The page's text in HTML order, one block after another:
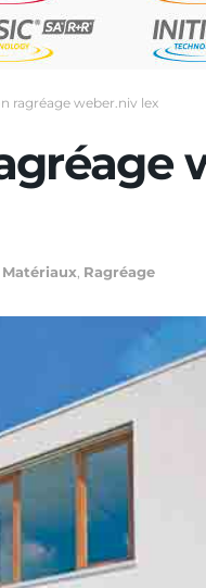
ragréage weber.niv lex
Matériaux Ragréage